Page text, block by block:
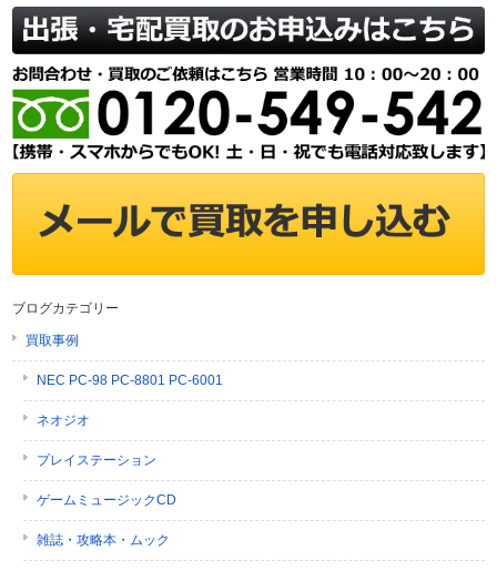
ブログカテゴリー
買取事例
NEC PC-98 PC-8801 PC-6001
ネオジオ
プレイステーション
ゲームミュージックCD
雑誌・攻略本・ムック